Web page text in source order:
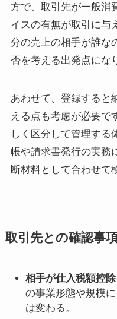
方で、取引先が一般消
イスの有無が取引に与
分の売上の相手が誰な
否を考える出発点にな
あわせて、登録すると
える点も考慮が必要で
しく区分して管理する
帳や請求書発行の実務
断材料として合わせて
取引先との確認事
相手が仕入税額控
の事業形態や規模
は変わる。